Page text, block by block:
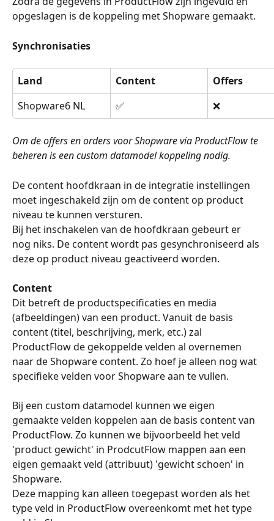
opgeslagen is de koppeling met Shopware gemaakt.
Synchronisaties
Land Content
Offers
Shopware6 NL
✅ ❌
Om de offers en orders voor Shopware via ProductFlow te
beheren is een custom datamodel koppeling nodig.
De content hoofdkraan in de integratie instellingen
moet ingeschakeld zijn om de content op product
niveau te kunnen versturen.
Bij het inschakelen van de hoofdkraan gebeurt er
nog niks. De content wordt pas gesynchroniseerd als
deze op product niveau geactiveerd worden.
Content
Dit betreft de productspecificaties en media
(afbeeldingen) van een product. Vanuit de basis
content (titel, beschrijving, merk, etc.) zal
ProductFlow de gekoppelde velden al overnemen
naar de Shopware content. Zo hoef je alleen nog wat
specifieke velden voor Shopware aan te vullen.
Bij een custom datamodel kunnen we eigen
gemaakte velden koppelen aan de basis content van
ProductFlow. Zo kunnen we bijvoorbeeld het veld
'product gewicht' in ProdcutFlow mappen aan een
eigen gemaakt veld (attribuut) 'gewicht schoen' in
Shopware.
Deze mapping kan alleen toegepast worden als het
type veld in ProductFlow overeenkomt met het type